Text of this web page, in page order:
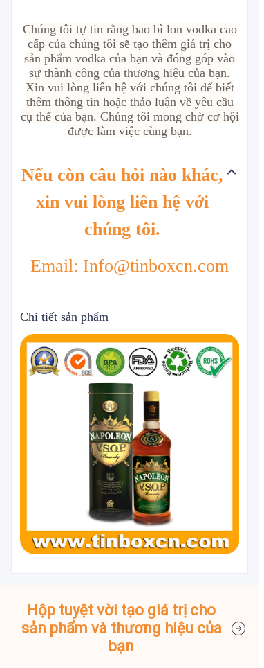
Chúng tôi tự tin rằng bao bì lon vodka cao
cấp của chúng tôi sẽ tạo thêm giá trị cho
sản phẩm vodka của bạn và đóng góp vào
sự thành công của thương hiệu của bạn.
Xin vui lòng liên hệ với chúng tôi để biết
thêm thông tin hoặc thảo luận về yêu cầu
cụ thể của bạn. Chúng tôi mong chờ cơ hội
được làm việc cùng bạn.
Nếu còn câu hỏi nào khác,
xin vui lòng liên hệ với
chúng tôi.
Email: Info@tinboxcn.com
Chi tiết sản phẩm
Hộp tuyệt vời tạo giá trị cho
sản phẩm và thương hiệu của
bạn